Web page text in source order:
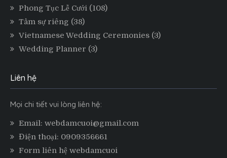
Phong Tục Lễ Cưới (108)
Tâm sự riêng (38)
Vietnamese Wedding Ceremonies (3)
Wedding Planner (3)
Liên hệ
Mọi chi tiết vui lòng liên hệ:
Email: webdamcuoi@gmail.com
Điện thoại: 0909356661
Form liên hệ webdamcuoi